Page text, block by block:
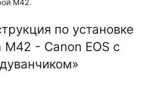
М42.
по установке
M42 - Canon EOS с